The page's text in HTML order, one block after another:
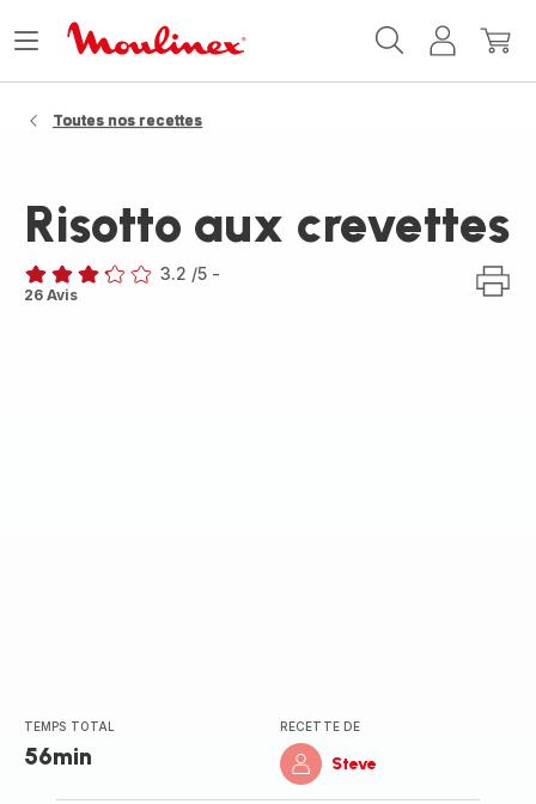
MonMon
Ouvrir
Toutes nos recettes
Risotto aux crevettes
ratings.3.2
3.2 /5 -
26 Avis
TEMPS TOTAL
56min
RECETTE DE
Steve